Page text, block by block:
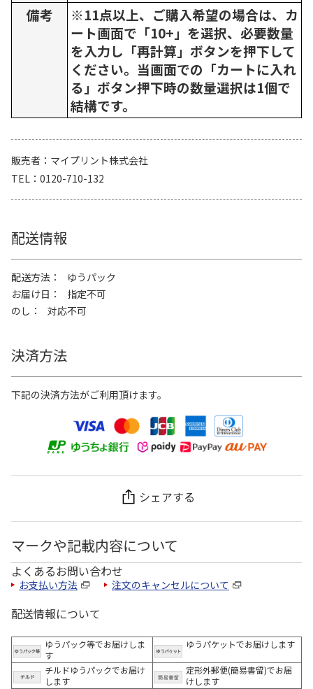
備考
※11点以上、ご購入希望の場合は、カ
ート画面で「10+」を選択、必要数量
を入力し「再計算」ボタンを押下して
ください。当画面での「カートに入れ
る」ボタン押下時の数量選択は1個で
結構です。
販売者
マイプリント株式会社
TEL
0120-710-132
配送情報
配送方法
ゆうパック
お届け日
指定不可
のし
対応不可
決済方法
下記の決済方法がご利用頂けます。
シェアする
マークや記載内容について
よくあるお問い合わせ
お支払い方法 注文のキャンセルについて
配送情報について
ゆうパック等でお届けしま
す
ゆうパケットでお届けします
チルドゆうパックでお届け
します
定形外郵便(簡易書留)でお届
けします